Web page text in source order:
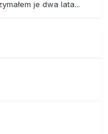
je dwa lata...